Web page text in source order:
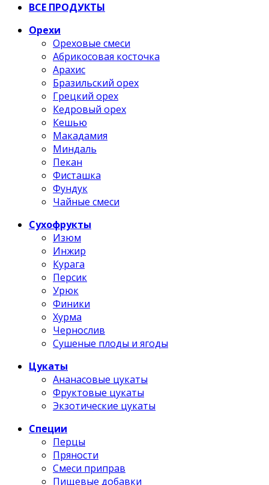
ВСЕ ПРОДУКТЫ
Орехи
Ореховые смеси
Абрикосовая косточка
Арахис
Бразильский орех
Грецкий орех
Кедровый орех
Кешью
Макадамия
Миндаль
Пекан
Фисташка
Фундук
Чайные смеси
Сухофрукты
Изюм
Инжир
Курага
Персик
Урюк
Финики
Хурма
Чернослив
Сушеные плоды и ягоды
Цукаты
Ананасовые цукаты
Фруктовые цукаты
Экзотические цукаты
Специи
Перцы
Пряности
Смеси приправ
Пищевые добавки